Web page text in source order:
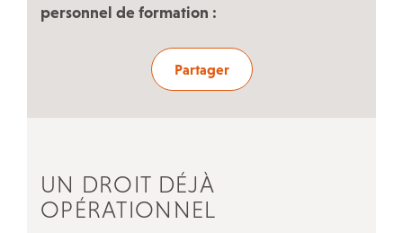
Nos ateliers-débats
personnel de formation :
Partager
UN DROIT DÉJÀ
OPÉRATIONNEL